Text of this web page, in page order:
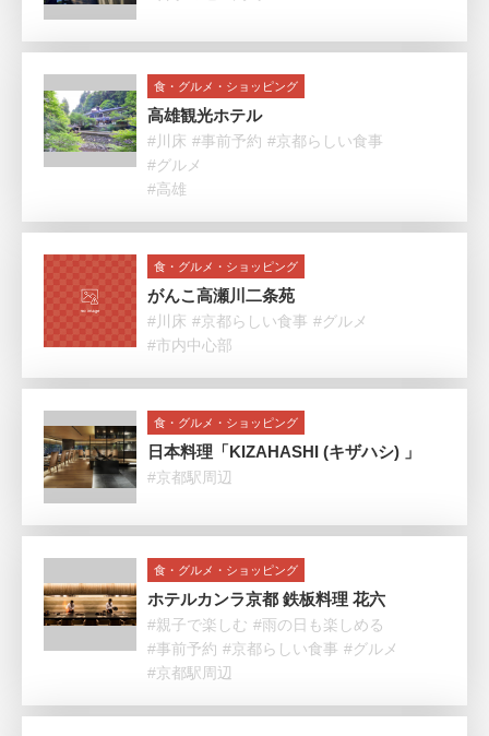
食・グルメ・ショッピング
高雄観光ホテル
#川床 #事前予約 #京都らしい食事
#グルメ
#高雄
食・グルメ・ショッピング
がんこ高瀬川二条苑
#川床 #京都らしい食事 #グルメ
#市内中心部
食・グルメ・ショッピング
日本料理「KIZAHASHI (キザハシ) 」
#京都駅周辺
食・グルメ・ショッピング
ホテルカンラ京都 鉄板料理 花六
#親子で楽しむ #雨の日も楽しめる
#事前予約 #京都らしい食事 #グルメ
#京都駅周辺